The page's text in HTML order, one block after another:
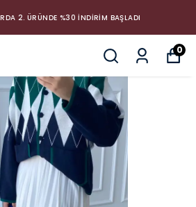
2. ÜRÜNDE %30 İNDİRİM BAŞLADI
0